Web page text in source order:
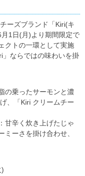
ーズブランド「Kiri(キ
1日(月)より期間限定で
クトの一環として実施
」ならではの味わいを掛
の乗ったサーモンと濃
、「Kiri クリームチー
甘辛く炊き上げたじゃ
ーさを掛け合わせ、